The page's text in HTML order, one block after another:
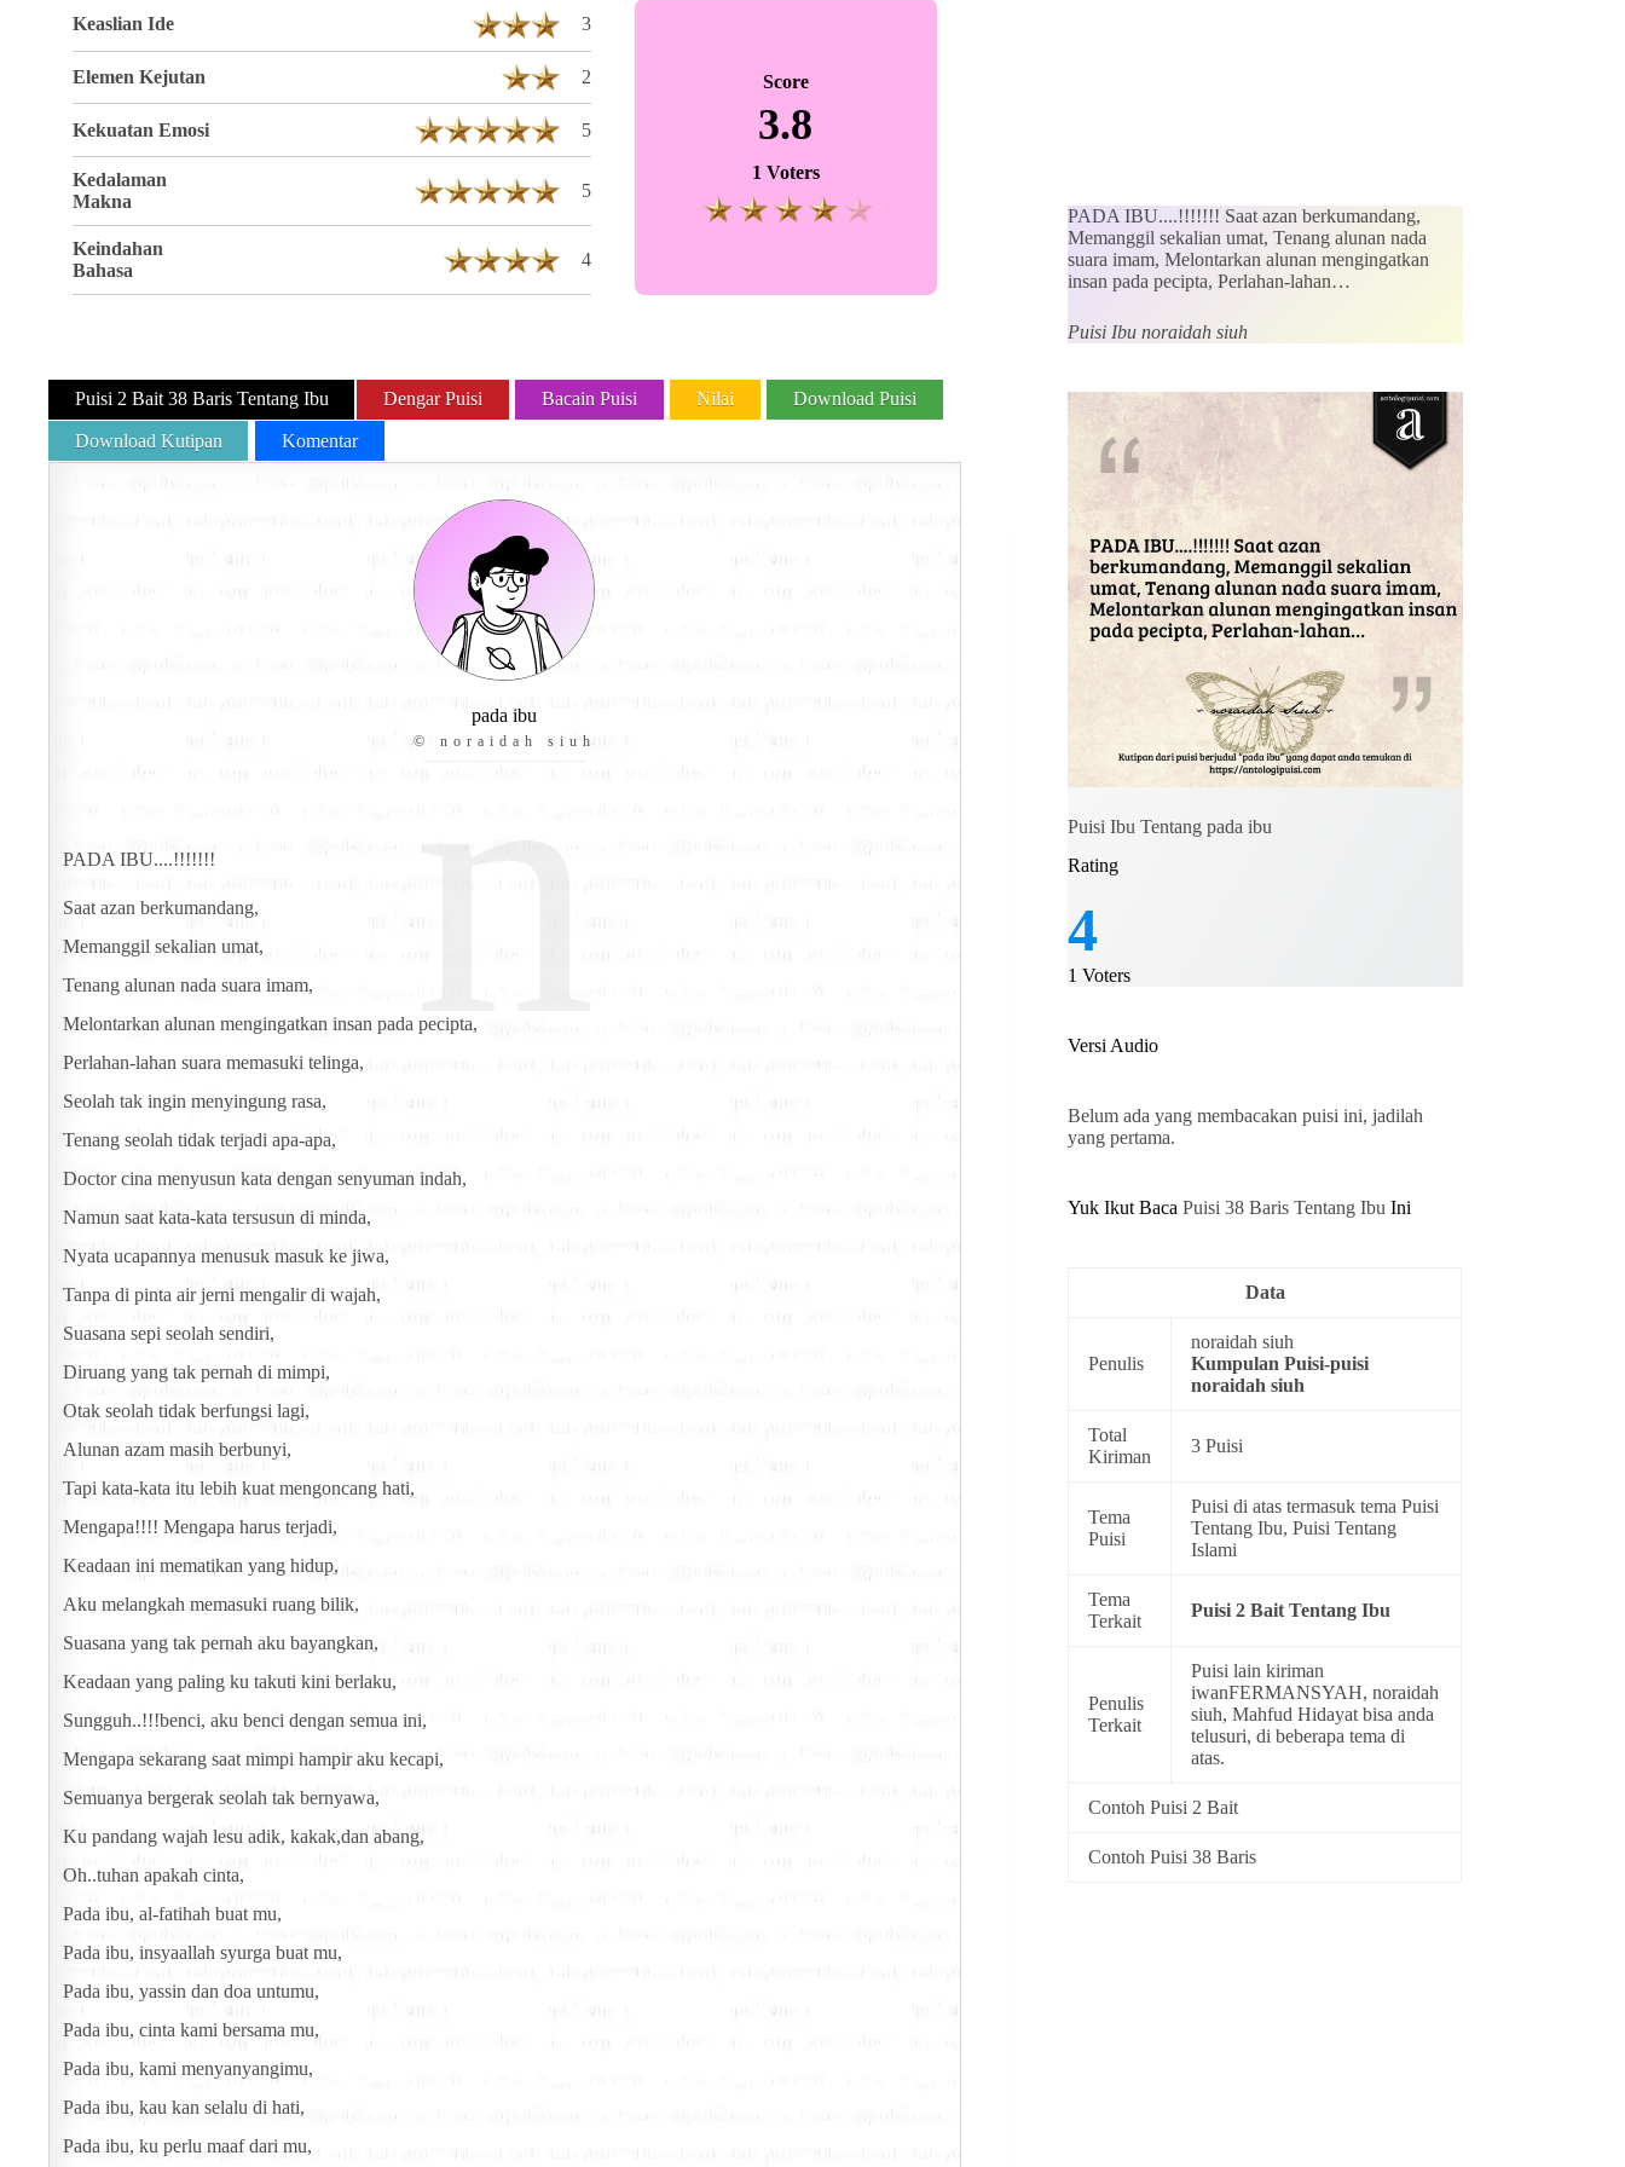
Keaslian Ide 3
Elemen Kejutan 2
Kekuatan Emosi 5
Kedalaman
Makna
5
Keindahan
Bahasa
4
Score
3.8
1 Voters
Puisi 2 Bait 38 Baris Tentang Ibu Dengar Puisi Bacain Puisi Nilai Download Puisi
Download Kutipan Komentar
n
pada ibu
© noraidah siuh
PADA IBU....!!!!!!!
Saat azan berkumandang,
Memanggil sekalian umat,
Tenang alunan nada suara imam,
Melontarkan alunan mengingatkan insan pada pecipta,
Perlahan-lahan suara memasuki telinga,
Seolah tak ingin menyingung rasa,
Tenang seolah tidak terjadi apa-apa,
Doctor cina menyusun kata dengan senyuman indah,
Namun saat kata-kata tersusun di minda,
Nyata ucapannya menusuk masuk ke jiwa,
Tanpa di pinta air jerni mengalir di wajah,
Suasana sepi seolah sendiri,
Diruang yang tak pernah di mimpi,
Otak seolah tidak berfungsi lagi,
Alunan azam masih berbunyi,
Tapi kata-kata itu lebih kuat mengoncang hati,
Mengapa!!!! Mengapa harus terjadi,
Keadaan ini mematikan yang hidup,
Aku melangkah memasuki ruang bilik,
Suasana yang tak pernah aku bayangkan,
Keadaan yang paling ku takuti kini berlaku,
Sungguh..!!!benci, aku benci dengan semua ini,
Mengapa sekarang saat mimpi hampir aku kecapi,
Semuanya bergerak seolah tak bernyawa,
Ku pandang wajah lesu adik, kakak,dan abang,
Oh..tuhan apakah cinta,
Pada ibu, al-fatihah buat mu,
Pada ibu, insyaallah syurga buat mu,
Pada ibu, yassin dan doa untumu,
Pada ibu, cinta kami bersama mu,
Pada ibu, kami menyanyangimu,
Pada ibu, kau kan selalu di hati,
Pada ibu, ku perlu maaf dari mu,
PADA IBU....!!!!!!! Saat azan berkumandang,
Memanggil sekalian umat, Tenang alunan nada
suara imam, Melontarkan alunan mengingatkan
insan pada pecipta, Perlahan-lahan…
Puisi Ibu noraidah siuh
Puisi Ibu Tentang pada ibu
Rating
4
1 Voters
Versi Audio
Belum ada yang membacakan puisi ini, jadilah
yang pertama.
Yuk Ikut BacaPuisi 38 Baris Tentang IbuIni
Data
Penulis
noraidah siuh
KumpulanPuisi-puisi
noraidah siuh
Total
Kiriman
3 Puisi
Tema
Puisi
Puisi di atas termasuk temaPuisi
Tentang Ibu,Puisi Tentang
Islami
Tema
Terkait
Puisi 2 Bait Tentang Ibu
Penulis
Terkait
Puisi lain kiriman
iwanFERMANSYAH, noraidah
siuh, Mahfud Hidayat bisa anda
telusuri, di beberapa tema di
atas.
Contoh Puisi 2 Bait
Contoh Puisi 38 Baris